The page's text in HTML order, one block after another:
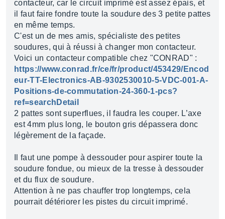
contacteur, car le circuit imprimé est assez épais, et
il faut faire fondre toute la soudure des 3 petite pattes
en même temps.
C'est un de mes amis, spécialiste des petites
soudures, qui à réussi à changer mon contacteur.
Voici un contacteur compatible chez "CONRAD" :
https://www.conrad.fr/ce/fr/product/453429/Encod
eur-TT-Electronics-AB-9302530010-5-VDC-001-A-
Positions-de-commutation-24-360-1-pcs?
ref=searchDetail
2 pattes sont superflues, il faudra les couper. L’axe
est 4mm plus long, le bouton gris dépassera donc
légèrement de la façade.
Il faut une pompe à dessouder pour aspirer toute la
soudure fondue, ou mieux de la tresse à dessouder
et du flux de soudure.
Attention à ne pas chauffer trop longtemps, cela
pourrait détériorer les pistes du circuit imprimé.